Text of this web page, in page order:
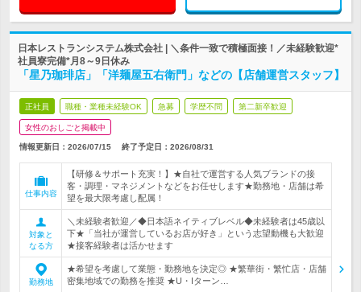
日本レストランシステム株式会社 | ＼条件一致で積極面接！／未経験歓迎*
社員寮完備*月8～9日休み
「星乃珈琲店」「洋麺屋五右衛門」などの【店舗運営スタッフ】
正社員 職種・業種未経験OK 急募 学歴不問 第二新卒歓迎
女性のおしごと掲載中
情報更新日：2026/07/15 終了予定日： 2026/08/31
仕事内容
【研修＆サポート充実！】★自社で運営する人気ブランドの接
客・調理・マネジメントなどをお任せします★勤務地・店舗は希
望を最大限考慮し配属！
対象と
なる方
＼未経験者歓迎／◆日本語ネイティブレベル◆未経験者は45歳以
下★「当社が運営しているお店が好き」という志望動機も大歓迎
★接客経験者は活かせます
勤務地
★希望を考慮して業態・勤務地を決定◎ ★繁華街・繁忙店・店舗
密集地域での勤務を推奨 ★U・Iターン…